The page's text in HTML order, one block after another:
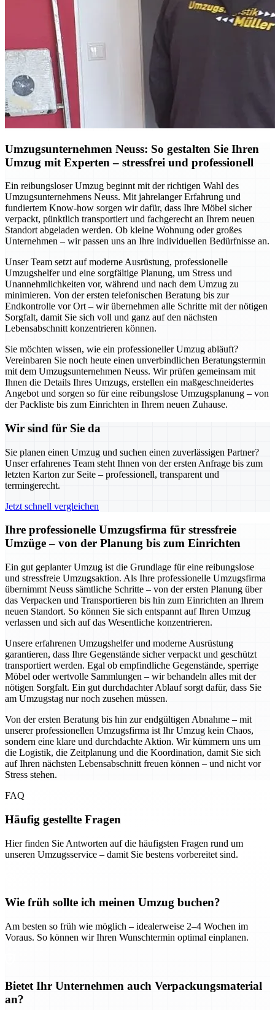
Umzugsunternehmen Neuss: So gestalten Sie Ihren
Umzug mit Experten – stressfrei und professionell
Ein reibungsloser Umzug beginnt mit der richtigen Wahl des
Umzugsunternehmens Neuss. Mit jahrelanger Erfahrung und
fundiertem Know-how sorgen wir dafür, dass Ihre Möbel sicher
verpackt, pünktlich transportiert und fachgerecht an Ihrem neuen
Standort abgeladen werden. Ob kleine Wohnung oder großes
Unternehmen – wir passen uns an Ihre individuellen Bedürfnisse an.
Unser Team setzt auf moderne Ausrüstung, professionelle
Umzugshelfer und eine sorgfältige Planung, um Stress und
Unannehmlichkeiten vor, während und nach dem Umzug zu
minimieren. Von der ersten telefonischen Beratung bis zur
Endkontrolle vor Ort – wir übernehmen alle Schritte mit der nötigen
Sorgfalt, damit Sie sich voll und ganz auf den nächsten
Lebensabschnitt konzentrieren können.
Sie möchten wissen, wie ein professioneller Umzug abläuft?
Vereinbaren Sie noch heute einen unverbindlichen Beratungstermin
mit dem Umzugsunternehmen Neuss. Wir prüfen gemeinsam mit
Ihnen die Details Ihres Umzugs, erstellen ein maßgeschneidertes
Angebot und sorgen so für eine reibungslose Umzugsplanung – von
der Packliste bis zum Einrichten in Ihrem neuen Zuhause.
Wir sind für Sie da
Sie planen einen Umzug und suchen einen zuverlässigen Partner?
Unser erfahrenes Team steht Ihnen von der ersten Anfrage bis zum
letzten Karton zur Seite – professionell, transparent und
termingerecht.
Jetzt schnell vergleichen
Ihre professionelle Umzugsfirma für stressfreie
Umzüge – von der Planung bis zum Einrichten
Ein gut geplanter Umzug ist die Grundlage für eine reibungslose
und stressfreie Umzugsaktion. Als Ihre professionelle Umzugsfirma
übernimmt Neuss sämtliche Schritte – von der ersten Planung über
das Verpacken und Transportieren bis hin zum Einrichten an Ihrem
neuen Standort. So können Sie sich entspannt auf Ihren Umzug
verlassen und sich auf das Wesentliche konzentrieren.
Unsere erfahrenen Umzugshelfer und moderne Ausrüstung
garantieren, dass Ihre Gegenstände sicher verpackt und geschützt
transportiert werden. Egal ob empfindliche Gegenstände, sperrige
Möbel oder wertvolle Sammlungen – wir behandeln alles mit der
nötigen Sorgfalt. Ein gut durchdachter Ablauf sorgt dafür, dass Sie
am Umzugstag nur noch zusehen müssen.
Von der ersten Beratung bis hin zur endgültigen Abnahme – mit
unserer professionellen Umzugsfirma ist Ihr Umzug kein Chaos,
sondern eine klare und durchdachte Aktion. Wir kümmern uns um
die Logistik, die Zeitplanung und die Koordination, damit Sie sich
auf Ihren nächsten Lebensabschnitt freuen können – und nicht vor
Stress stehen.
FAQ
Häufig gestellte Fragen
Hier finden Sie Antworten auf die häufigsten Fragen rund um
unseren Umzugsservice – damit Sie bestens vorbereitet sind.
Wie früh sollte ich meinen Umzug buchen?
Am besten so früh wie möglich – idealerweise 2–4 Wochen im
Voraus. So können wir Ihren Wunschtermin optimal einplanen.
Bietet Ihr Unternehmen auch Verpackungsmaterial
an?